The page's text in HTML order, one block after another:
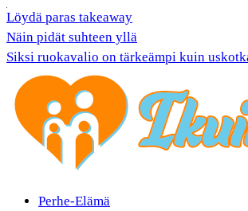
Löydä paras takeaway
Näin pidät suhteen yllä
Siksi ruokavalio on tärkeämpi kuin
Perhe-Elämä